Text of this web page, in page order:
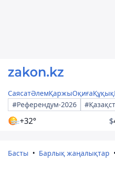
СаясатӘлемҚаржыОқиғаҚұқық
#Референдум-2026
+32° $
Басты Барлық жаңалықтар